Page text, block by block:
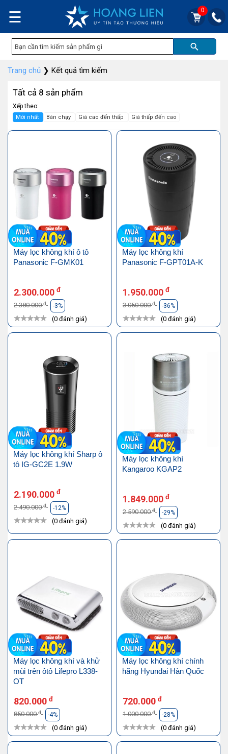
☰ 0
Trang chủ ❯ Kết quả tìm kiếm
Tất cả 8 sản phẩm
Xếp theo:
Mới nhất Bán chạy Giá cao đến thấp Giá thấp đến cao
Máy lọc không khí ô tô
Panasonic F-GMK01
2.300.000 đ
2.380.000đ -3%
(0 đánh giá)
Máy lọc không khí
Panasonic F-GPT01A-K
1.950.000 đ
3.050.000đ -36%
(0 đánh giá)
Máy lọc không khí Sharp ô
tô IG-GC2E 1.9W
2.190.000 đ
2.490.000đ -12%
(0 đánh giá)
Máy lọc không khí
Kangaroo KGAP2
1.849.000 đ
2.590.000đ -29%
(0 đánh giá)
Máy lọc không khí và khử
mùi trên ôtô Lifepro L338-
OT
820.000 đ
850.000đ -4%
(0 đánh giá)
Máy lọc không khí chính
hãng Hyundai Hàn Quốc
720.000 đ
1.000.000đ -28%
(0 đánh giá)